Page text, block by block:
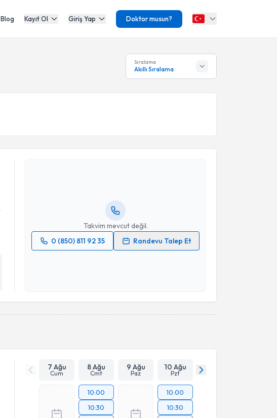
Blog Kayıt Ol Giriş Yap Doktor musun?
Sıralama
Akıllı Sıralama
Takvim mevcut değil.
0 (850) 811 92 35
Randevu Talep Et
Randevu Takvimi Talebi
7 Ağu
Cum
8 Ağu
Cmt
9 Ağu
Paz
10 Ağu
Pzt
10:00
10:30
10:00
10:30